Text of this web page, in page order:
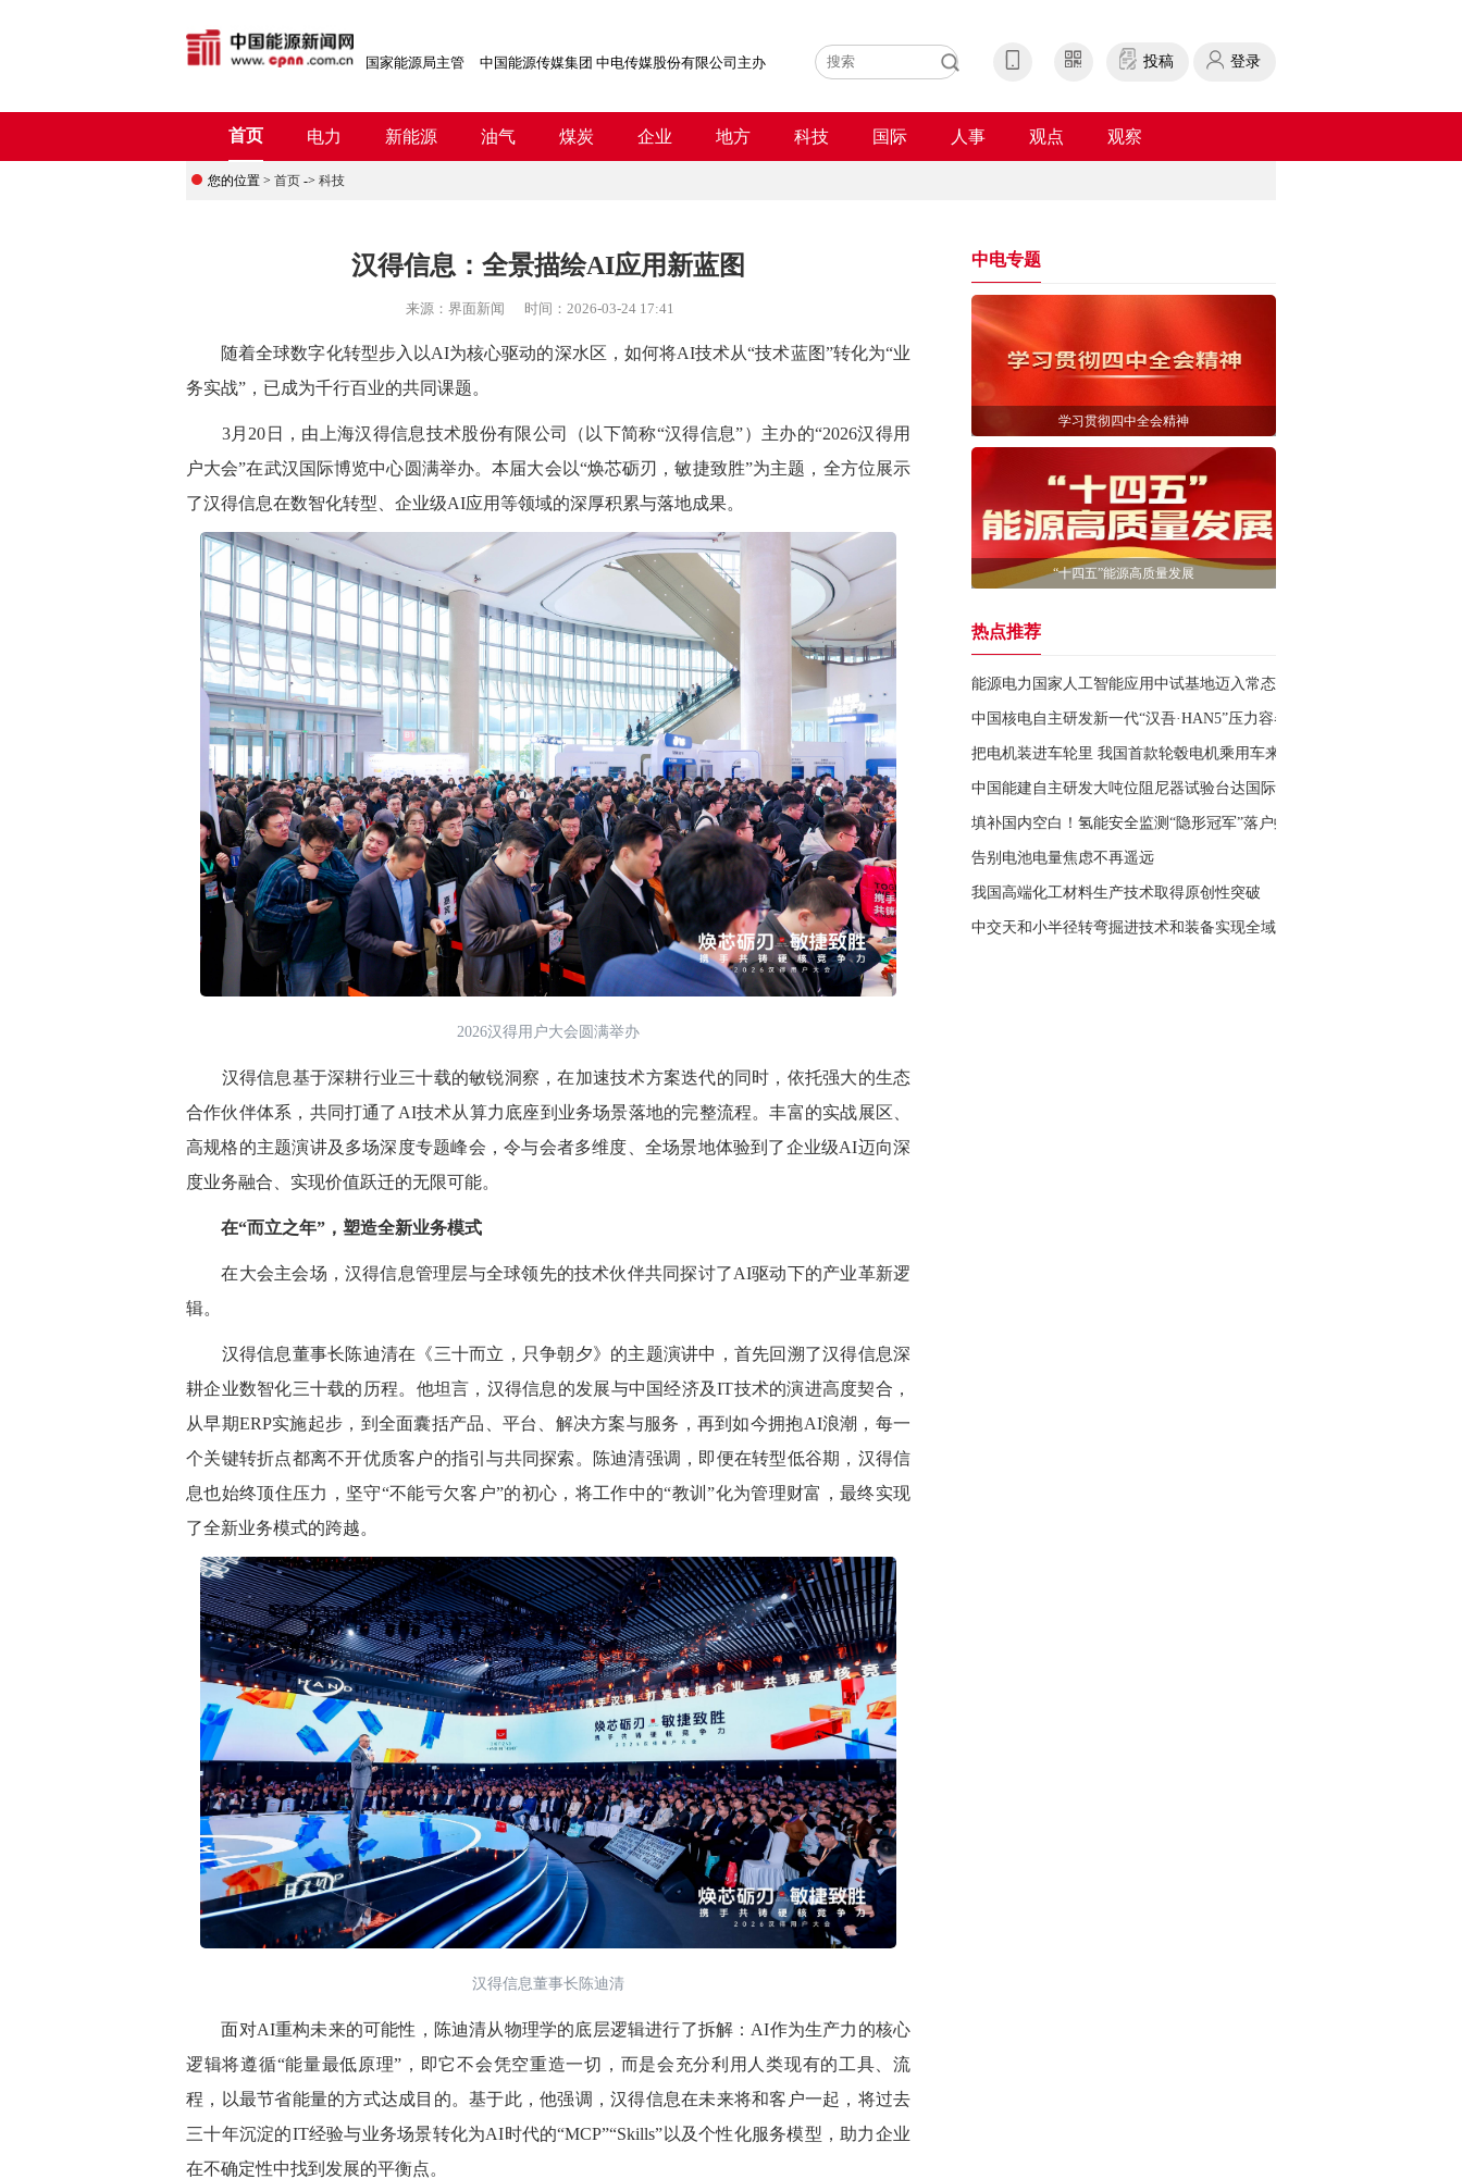
国家能源局主管 中国能源传媒集团 中电传媒股份有限公司主办 投稿 登录
首页 电力 新能源 油气 煤炭 企业 地方 科技 国际 人事 观点 观察
您的位置 > 首页 -> 科技
汉得信息：全景描绘AI应用新蓝图
来源： 界面新闻 时间： 2026-03-24 17:41
随着全球数字化转型步入以AI为核心驱动的深水区，如何将AI技术从“技术蓝图”转化为“业
务实战”，已成为千行百业的共同课题。
3月20日，由上海汉得信息技术股份有限公司（以下简称“汉得信息”）主办的“2026汉得用
户大会”在武汉国际博览中心圆满举办。本届大会以“焕芯砺刃，敏捷致胜”为主题，全方位展示
了汉得信息在数智化转型、企业级AI应用等领域的深厚积累与落地成果。
2026汉得用户大会圆满举办
汉得信息基于深耕行业三十载的敏锐洞察，在加速技术方案迭代的同时，依托强大的生态
合作伙伴体系，共同打通了AI技术从算力底座到业务场景落地的完整流程。丰富的实战展区、
高规格的主题演讲及多场深度专题峰会，令与会者多维度、全场景地体验到了企业级AI迈向深
度业务融合、实现价值跃迁的无限可能。
在“而立之年”，塑造全新业务模式
在大会主会场，汉得信息管理层与全球领先的技术伙伴共同探讨了AI驱动下的产业革新逻
辑。
汉得信息董事长陈迪清在《三十而立，只争朝夕》的主题演讲中，首先回溯了汉得信息深
耕企业数智化三十载的历程。他坦言，汉得信息的发展与中国经济及IT技术的演进高度契合，
从早期ERP实施起步，到全面囊括产品、平台、解决方案与服务，再到如今拥抱AI浪潮，每一
个关键转折点都离不开优质客户的指引与共同探索。陈迪清强调，即便在转型低谷期，汉得信
息也始终顶住压力，坚守“不能亏欠客户”的初心，将工作中的“教训”化为管理财富，最终实现
了全新业务模式的跨越。
汉得信息董事长陈迪清
面对AI重构未来的可能性，陈迪清从物理学的底层逻辑进行了拆解：AI作为生产力的核心
逻辑将遵循“能量最低原理”，即它不会凭空重造一切，而是会充分利用人类现有的工具、流
程，以最节省能量的方式达成目的。基于此，他强调，汉得信息在未来将和客户一起，将过去
三十年沉淀的IT经验与业务场景转化为AI时代的“MCP”“Skills”以及个性化服务模型，助力企业
在不确定性中找到发展的平衡点。
中电专题
学习贯彻四中全会精神
“十四五”能源高质量发展
热点推荐
能源电力国家人工智能应用中试基地迈入常态化运营新阶段
中国核电自主研发新一代“汉吾·HAN5”压力容器检查系统投用
把电机装进车轮里 我国首款轮毂电机乘用车来了
中国能建自主研发大吨位阻尼器试验台达国际先进水平
填补国内空白！氢能安全监测“隐形冠军”落户虹口
告别电池电量焦虑不再遥远
我国高端化工材料生产技术取得原创性突破
中交天和小半径转弯掘进技术和装备实现全域突破